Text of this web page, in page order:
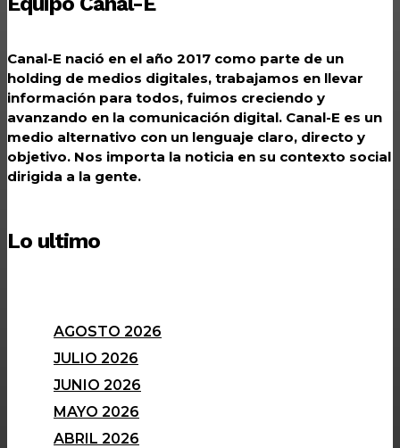
Canal-E nació en el año 2017 como parte de un
holding de medios digitales, trabajamos en llevar
información para todos, fuimos creciendo y
avanzando en la comunicación digital. Canal-E es un
medio alternativo con un lenguaje claro, directo y
objetivo. Nos importa la noticia en su contexto social
dirigida a la gente.
Lo ultimo
AGOSTO 2026
JULIO 2026
JUNIO 2026
MAYO 2026
ABRIL 2026